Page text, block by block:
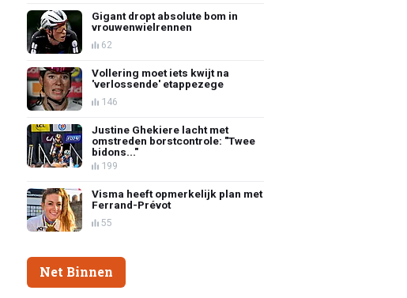
Gigant dropt absolute bom in
vrouwenwielrennen
62
Vollering moet iets kwijt na
'verlossende' etappezege
146
Justine Ghekiere lacht met
omstreden borstcontrole: "Twee
bidons..."
199
Visma heeft opmerkelijk plan met
Ferrand-Prévot
55
Net Binnen